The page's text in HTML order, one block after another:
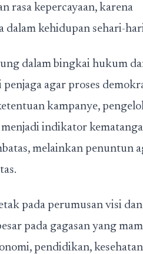
rasa kepercayaan, karena
dalam kehidupan sehari-
dalam bingkai hukum
agar proses
kampanye,
indikator
melainkan penuntun
pada perumusan visi dan
pada gagasan yang
pendidikan,